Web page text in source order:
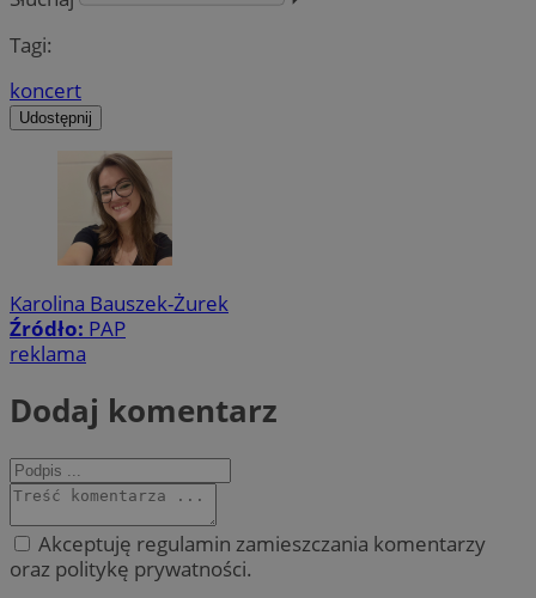
Tagi:
koncert
Udostępnij
Karolina Bauszek-Żurek
Źródło: PAP
reklama
Dodaj komentarz
Akceptuję regulamin zamieszczania komentarzy
oraz politykę prywatności.